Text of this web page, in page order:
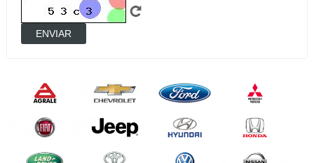
ENVIAR